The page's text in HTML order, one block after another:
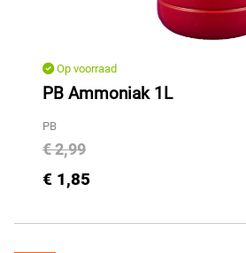
Op voorraad
PB Ammoniak 1L
PB
€ 2,99
€ 1,85